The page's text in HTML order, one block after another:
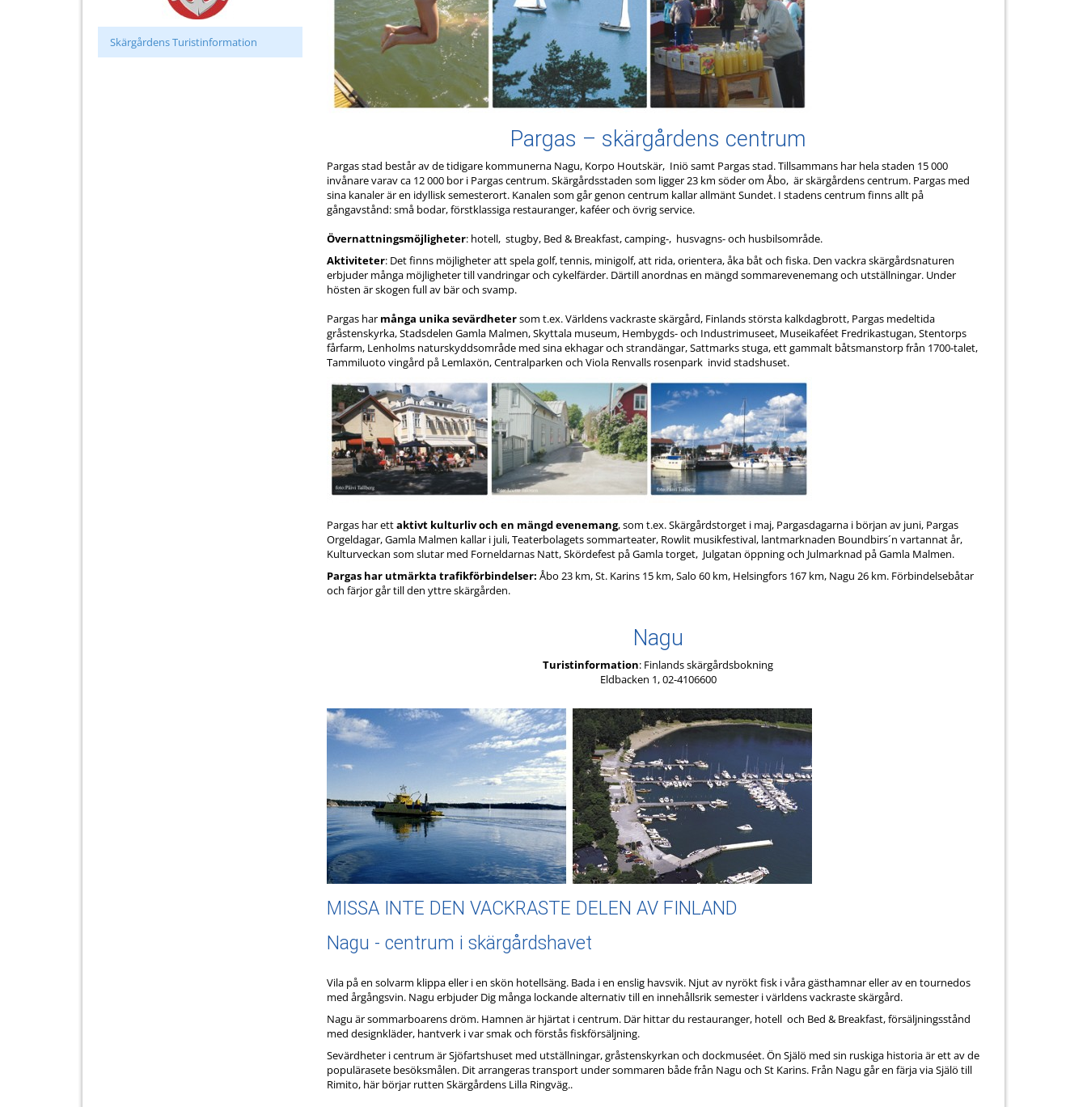
Skärgårdens Turistinformation
Pargas – skärgårdens centrum
Pargas stad består av de tidigare kommunerna Nagu, Korpo Houtskär, Iniö samt Pargas stad. Tillsammans har hela staden 15 000
invånare varav ca 12 000 bor i Pargas centrum. Skärgårdsstaden som ligger 23 km söder om Åbo, är skärgårdens centrum. Pargas med
sina kanaler är en idyllisk semesterort. Kanalen som går genon centrum kallar allmänt Sundet. I stadens centrum finns allt på
gångavstånd: små bodar, förstklassiga restauranger, kaféer och övrig service.
Övernattningsmöjligheter: hotell, stugby, Bed & Breakfast, camping-, husvagns- och husbilsområde.
Aktiviteter: Det finns möjligheter att spela golf, tennis, minigolf, att rida, orientera, åka båt och fiska. Den vackra skärgårdsnaturen
erbjuder många möjligheter till vandringar och cykelfärder. Därtill anordnas en mängd sommarevenemang och utställningar. Under
hösten är skogen full av bär och svamp.
Pargas har många unika sevärdhetersom t.ex. Världens vackraste skärgård, Finlands största kalkdagbrott, Pargas medeltida
gråstenskyrka, Stadsdelen Gamla Malmen, Skyttala museum, Hembygds- och Industrimuseet, Museikaféet Fredrikastugan, Stentorps
fårfarm, Lenholms naturskyddsområde med sina ekhagar och strandängar, Sattmarks stuga, ett gammalt båtsmanstorp från 1700-talet,
Tammiluoto vingård på Lemlaxön, Centralparken och Viola Renvalls rosenpark invid stadshuset.
Pargas har ettaktivt kulturliv och en mängd evenemang, som t.ex. Skärgårdstorget i maj, Pargasdagarna i början av juni, Pargas
Orgeldagar, Gamla Malmen kallar i juli, Teaterbolagets sommarteater, Rowlit musikfestival, lantmarknaden Boundbirs´n vartannat år,
Kulturveckan som slutar med Forneldarnas Natt, Skördefest på Gamla torget, Julgatan öppning och Julmarknad på Gamla Malmen.
Pargas har utmärkta trafikförbindelser: Åbo 23 km, St. Karins 15 km, Salo 60 km, Helsingfors 167 km, Nagu 26 km. Förbindelsebåtar
och färjor går till den yttre skärgården.
Nagu
Turistinformation: Finlands skärgårdsbokning
Eldbacken 1, 02-4106600
MISSA INTE DEN VACKRASTE DELEN AV FINLAND
Nagu - centrum i skärgårdshavet
Vila på en solvarm klippa eller i en skön hotellsäng. Bada i en enslig havsvik. Njut av nyrökt fisk i våra gästhamnar eller av en tournedos
med årgångsvin. Nagu erbjuder Dig många lockande alternativ till en innehållsrik semester i världens vackraste skärgård.
Nagu är sommarboarens dröm. Hamnen är hjärtat i centrum. Där hittar du restauranger, hotell och Bed & Breakfast, försäljningsstånd
med designkläder, hantverk i var smak och förstås fiskförsäljning.
Sevärdheter i centrum är Sjöfartshuset med utställningar, gråstenskyrkan och dockmuséet. Ön Själö med sin ruskiga historia är ett av de
populärasete besöksmålen. Dit arrangeras transport under sommaren både från Nagu och St Karins. Från Nagu går en färja via Själö till
Rimito, här börjar rutten Skärgårdens Lilla Ringväg..